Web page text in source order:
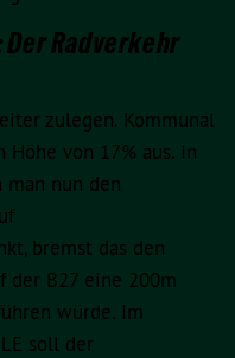
Radverkehr
zulegen. Kommunal
von 17% aus. In
man nun den
bremst das den
der B27 eine 200m
würde. Im
soll der